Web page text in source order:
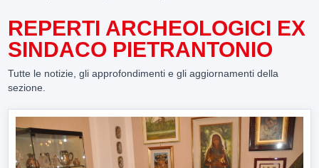
REPERTI ARCHEOLOGICI EX
SINDACO PIETRANTONIO
Tutte le notizie, gli approfondimenti e gli aggiornamenti della
sezione.